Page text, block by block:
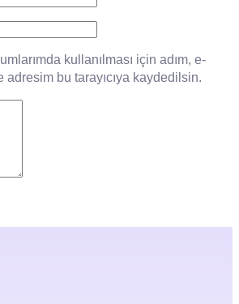
kullanılması için adım, e-
adresim bu tarayıcıya kaydedilsin.